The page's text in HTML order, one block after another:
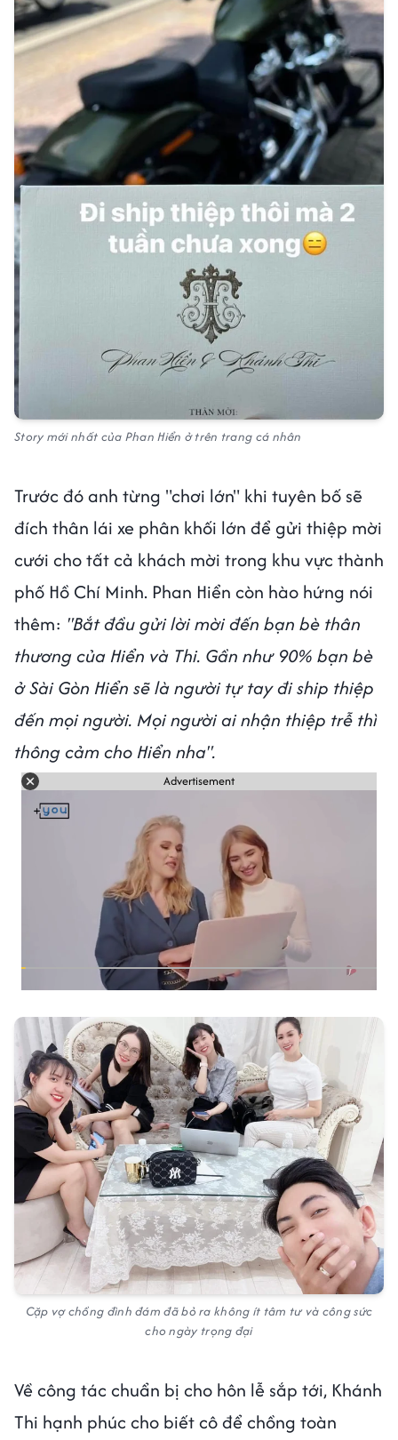
Story mới nhất của Phan Hiển ở trên trang cá nhân
Trước đó anh từng "chơi lớn" khi tuyên bố sẽ
đích thân lái xe phân khối lớn để gửi thiệp mời
cưới cho tất cả khách mời trong khu vực thành
phố Hồ Chí Minh. Phan Hiển còn hào hứng nói
thêm: "Bắt đầu gửi lời mời đến bạn bè thân
thương của Hiển và Thi. Gần như 90% bạn bè
ở Sài Gòn Hiển sẽ là người tự tay đi ship thiệp
đến mọi người. Mọi người ai nhận thiệp trễ thì
thông cảm cho Hiển nha".
Advertisement
Cặp vợ chồng đình đám đã bỏ ra không ít tâm tư và công sức
cho ngày trọng đại
Về công tác chuẩn bị cho hôn lễ sắp tới, Khánh
Thi hạnh phúc cho biết cô để chồng toàn